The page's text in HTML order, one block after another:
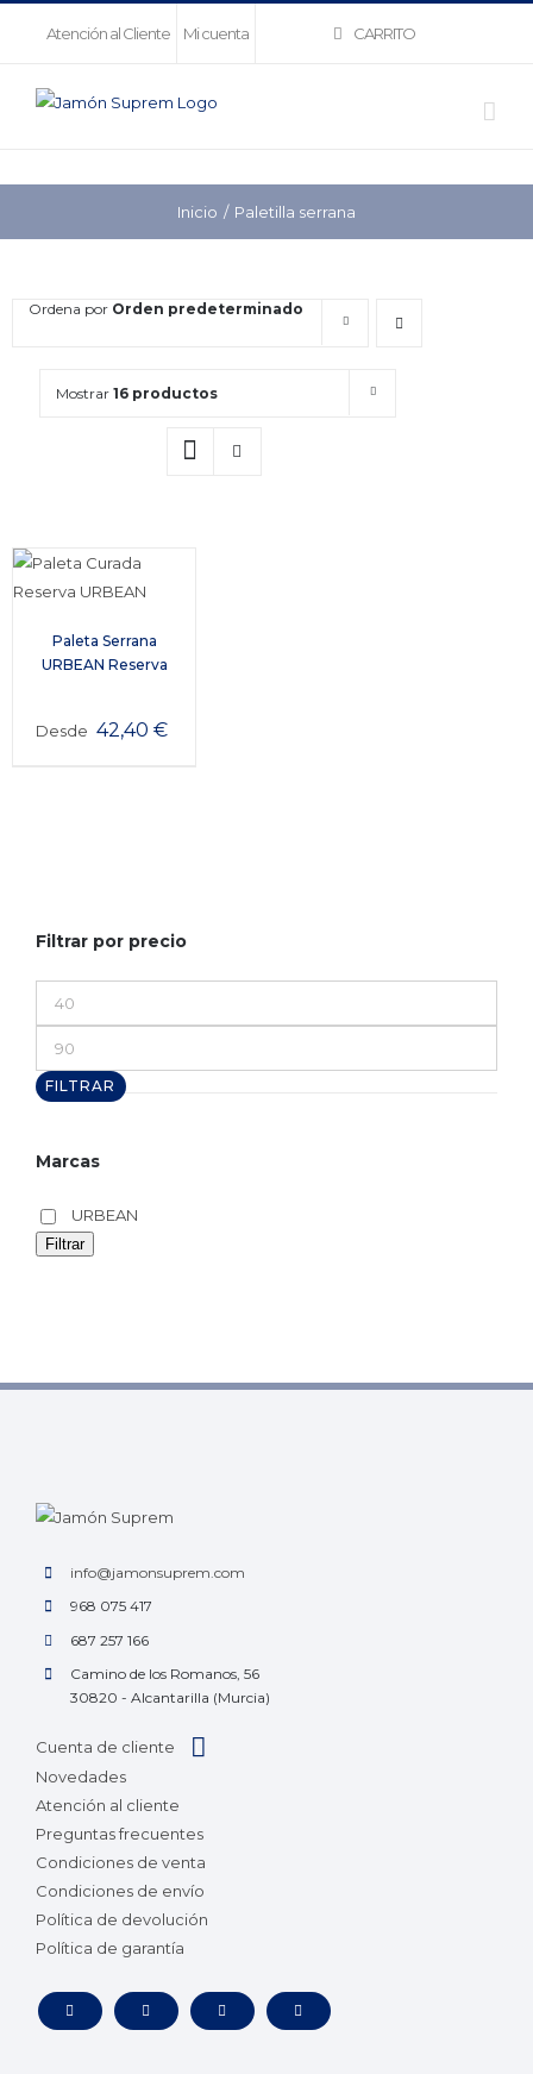
Atención al Cliente Mi cuenta CARRITO
Inicio Paletilla serrana
Ordena por Orden predeterminado
Mostrar 16 productos
Paleta Serrana
URBEAN Reserva
Desde 42,40€
Filtrar por precio
mínimo
máximo
FILTRAR
Marcas
URBEAN
Filtrar
info@jamonsuprem.com
968 075 417
687 257 166
Camino de los Romanos, 56
30820 - Alcantarilla (Murcia)
Cuenta de cliente
Novedades
Atención al cliente
Preguntas frecuentes
Condiciones de venta
Condiciones de envío
Política de devolución
Política de garantía